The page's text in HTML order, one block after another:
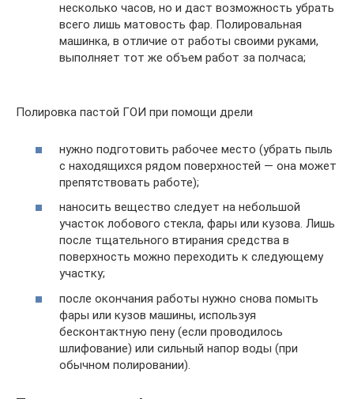
несколько часов, но и даст возможность убрать
всего лишь матовость фар. Полировальная
машинка, в отличие от работы своими руками,
выполняет тот же объем работ за полчаса;
Полировка пастой ГОИ при помощи дрели
нужно подготовить рабочее место (убрать пыль
с находящихся рядом поверхностей — она может
препятствовать работе);
наносить вещество следует на небольшой
участок лобового стекла, фары или кузова. Лишь
после тщательного втирания средства в
поверхность можно переходить к следующему
участку;
после окончания работы нужно снова помыть
фары или кузов машины, используя
бесконтактную пену (если проводилось
шлифование) или сильный напор воды (при
обычном полировании).